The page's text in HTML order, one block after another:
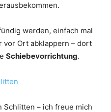
werden, einfach mal
vor Ort abklappern – dort
Schiebevorrichtung.
– ich freue mich